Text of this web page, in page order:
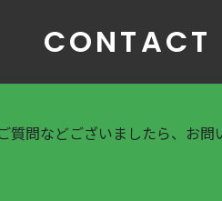
CONTACT
質問などございましたら、お問